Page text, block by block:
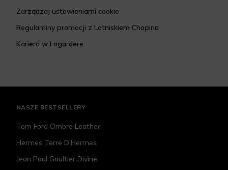
Zarządzaj ustawieniami cookie
Regulaminy promocji z Lotniskiem Chopina
Kariera w Lagardere
NASZE BESTSELLERY
Tom Ford Ombre Leather
Hermes Terre D'Hermes
Jean Paul Gaultier Divine